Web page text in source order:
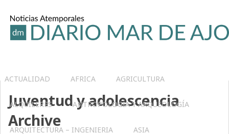
ACTUALIDAD AFRICA AGRICULTURA
ALQUILERES ANTROPOLOGÍA Y ARQUEOLOGÍA
ARQUITECTURA – INGENIERIA ASIA
Juventud y adolescencia
Archive